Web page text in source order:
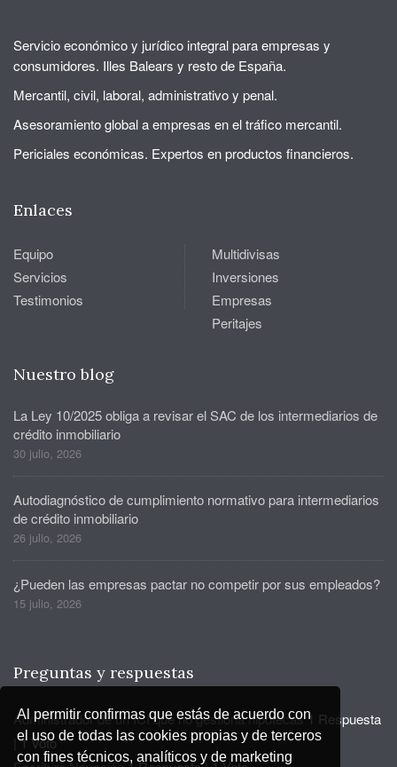
Al permitir confirmas que estás de acuerdo con
el uso de todas las cookies propias y de terceros
con fines técnicos, analíticos y de marketing
Servicio económico y jurídico integral para empresas y
consumidores. Illes Balears y resto de España.
Mercantil, civil, laboral, administrativo y penal.
Asesoramiento global a empresas en el tráfico mercantil.
Periciales económicas. Expertos en productos financieros.
Enlaces
Equipo
Servicios
Testimonios
Multidivisas
Inversiones
Empresas
Peritajes
Nuestro blog
La Ley 10/2025 obliga a revisar el SAC de los intermediarios de
crédito inmobiliario
30 julio, 2026
Autodiagnóstico de cumplimiento normativo para intermediarios
de crédito inmobiliario
26 julio, 2026
¿Pueden las empresas pactar no competir por sus empleados?
15 julio, 2026
Preguntas y respuestas
Administrador de un ICI que no gestiona hipotecas 1 Respuesta
|1 Voto